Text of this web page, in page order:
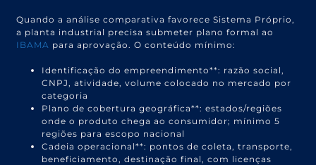
Quando a análise comparativa favorece Sistema Próprio,
a planta industrial precisa submeter plano formal ao
IBAMA para aprovação. O conteúdo mínimo:
Identificação do empreendimento**: razão social,
CNPJ, atividade, volume colocado no mercado por
categoria
Plano de cobertura geográfica**: estados/regiões
onde o produto chega ao consumidor; mínimo 5
regiões para escopo nacional
Cadeia operacional**: pontos de coleta, transporte,
beneficiamento, destinação final, com licenças